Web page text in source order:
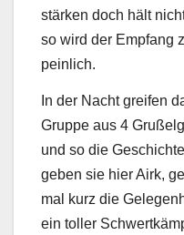
stärken doch hält
so wird der Empfang
peinlich.
In der Nacht greifen
Gruppe aus 4
und so die
geben sie hier Airk,
mal kurz die
ein toller